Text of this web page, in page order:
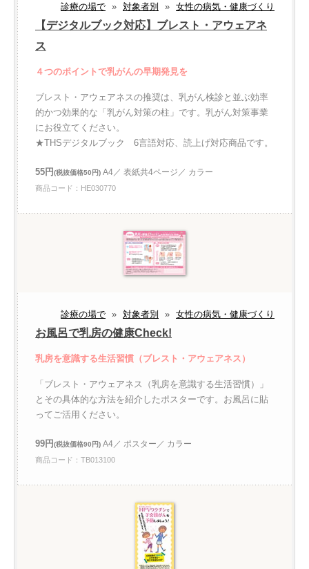
診療の場で » 対象者別 » 女性の病気・健康づくり
【デジタルブック対応】ブレスト・アウェアネ
ス
４つのポイントで乳がんの早期発見を
ブレスト・アウェアネスの推奨は、乳がん検診と並ぶ効率
的かつ効果的な「乳がん対策の柱」です。乳がん対策事業
にお役立てください。
★THSデジタルブック 6言語対応、読上げ対応商品です。
55円(税抜価格50円) A4／ 表紙共4ページ／ カラー
商品コード：HE030770
診療の場で » 対象者別 » 女性の病気・健康づくり
お風呂で乳房の健康Check!
乳房を意識する生活習慣（ブレスト・アウェアネス）
「ブレスト・アウェアネス（乳房を意識する生活習慣）」
とその具体的な方法を紹介したポスターです。お風呂に貼
ってご活用ください。
99円(税抜価格90円) A4／ ポスター／ カラー
商品コード：TB013100